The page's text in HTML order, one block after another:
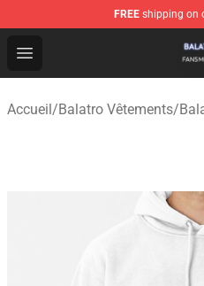
FREE shipping on
Open menu
Balatro Shop - Official
Accueil/Balatro Vêtements/